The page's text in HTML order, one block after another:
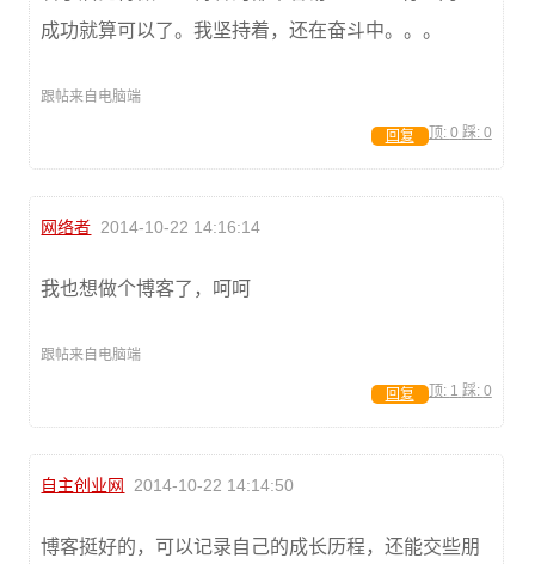
成功就算可以了。我坚持着，还在奋斗中。。。
跟帖来自电脑端
顶: 0 踩: 0
回复
网络者 2014-10-22 14:16:14
我也想做个博客了，呵呵
跟帖来自电脑端
顶: 1 踩: 0
回复
自主创业网 2014-10-22 14:14:50
博客挺好的，可以记录自己的成长历程，还能交些朋